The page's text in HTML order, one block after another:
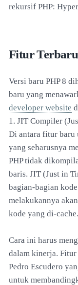
rekursif PHP:
Fitur
Versi baru PHP 8
baru yang
developer website
1. JIT Compiler
Di antara fitur baru
yang seharusnya
PHP tidak
baris. JIT (Just in
bagian-bagian
melakukannya
kode yang di-cache.
Cara ini harus
dalam kinerja.
Pedro Escudero
untuk